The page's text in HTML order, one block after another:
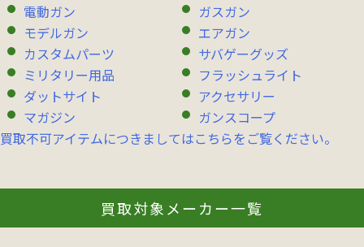
電動ガン
ガスガン
モデルガン
エアガン
カスタムパーツ
サバゲーグッズ
ミリタリー用品
フラッシュライト
ダットサイト
アクセサリー
マガジン
ガンスコープ
買取不可アイテムにつきましてはこちらをご覧ください。
買取対象メーカー一覧